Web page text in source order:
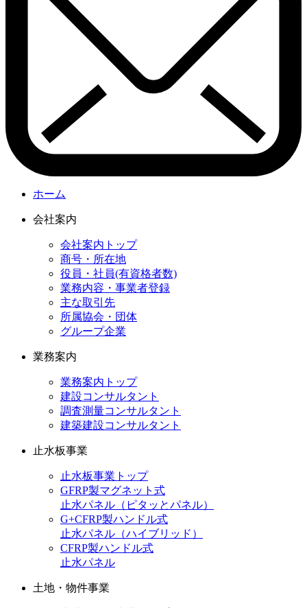
ホーム
会社案内
会社案内トップ
商号・所在地
役員・社員(有資格者数)
業務内容・事業者登録
主な取引先
所属協会・団体
グループ企業
業務案内
業務案内トップ
建設コンサルタント
調査測量コンサルタント
建築建設コンサルタント
止水板事業
止水板事業トップ
GFRP製マグネット式
止水パネル（ピタッとパネル）
G+CFRP製ハンドル式
止水パネル（ハイブリッド）
CFRP製ハンドル式
止水パネル
土地・物件事業